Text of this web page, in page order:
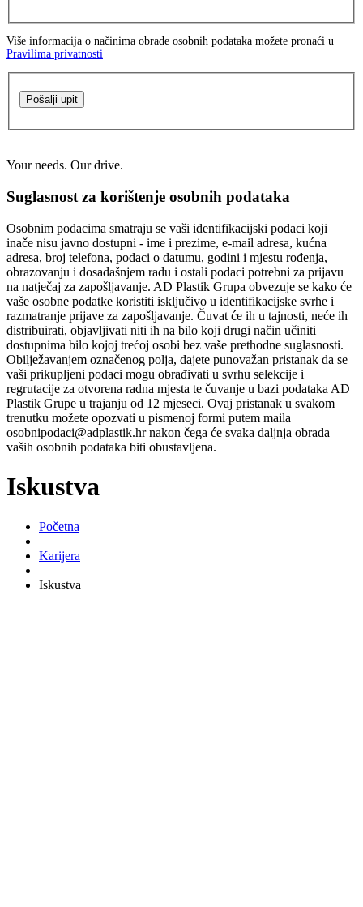
Više informacija o načinima obrade osobnih podataka možete pronaći u
Pravilima privatnosti
Pošalji upit
Your needs. Our drive.
Suglasnost za korištenje osobnih podataka
Osobnim podacima smatraju se vaši identifikacijski podaci koji
inače nisu javno dostupni - ime i prezime, e-mail adresa, kućna
adresa, broj telefona, podaci o datumu, godini i mjestu rođenja,
obrazovanju i dosadašnjem radu i ostali podaci potrebni za prijavu
na natječaj za zapošljavanje. AD Plastik Grupa obvezuje se kako će
vaše osobne podatke koristiti isključivo u identifikacijske svrhe i
razmatranje prijave za zapošljavanje. Čuvat će ih u tajnosti, neće ih
distribuirati, objavljivati niti ih na bilo koji drugi način učiniti
dostupnima bilo kojoj trećoj osobi bez vaše prethodne suglasnosti.
Obilježavanjem označenog polja, dajete punovažan pristanak da se
vaši prikupljeni podaci mogu obrađivati u svrhu selekcije i
regrutacije za otvorena radna mjesta te čuvanje u bazi podataka AD
Plastik Grupe u trajanju od 12 mjeseci. Ovaj pristanak u svakom
trenutku možete opozvati u pismenoj formi putem maila
osobnipodaci@adplastik.hr nakon čega će svaka daljnja obrada
vaših osobnih podataka biti obustavljena.
Iskustva
Početna
Karijera
Iskustva